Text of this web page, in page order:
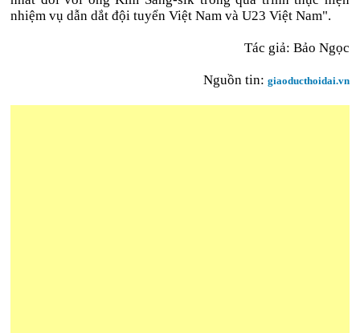
nhiệm vụ dẫn dắt đội tuyển Việt Nam và U23 Việt Nam".
Tác giả: Bảo Ngọc
Nguồn tin: giaoducthoidai.vn